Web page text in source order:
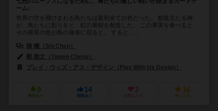
ーム♪
世界の空を飛びまわる鳥たちは最初全て白色だった。 創造主たる神
が、鳥たちに彩りをと、虹の果樹を創造した。 この果実を食べると、
その果実の色が鳥の身体に宿ると。 すると、...
陳 曦（Shi Chen）
鄭 雅文（Yawen Cheng）
プレイ・ウィズ・アス・デザイン（Play With Us Design）
9
興味あり
14
経験あり
2
お気に入り
16
持ってる